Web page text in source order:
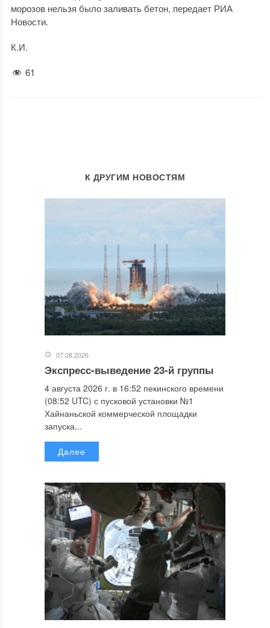
морозов нельзя было заливать бетон, передает РИА
Новости.
К.И.
61
К ДРУГИМ НОВОСТЯМ
07.08.2026
Экспресс-выведение 23-й группы
4 августа 2026 г. в 16:52 пекинского времени
(08:52 UTC) с пусковой установки №1
Хайнаньской коммерческой площадки
запуска...
Далее